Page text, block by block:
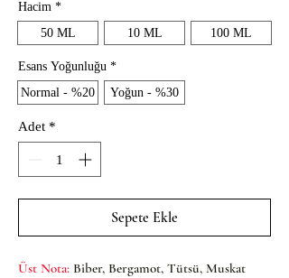
Hacim *
50 ML
10 ML 100 ML
Esans Yoğunluğu *
Normal - %20
Yoğun - %30
Adet *
Sepete Ekle
Üst Nota: Biber, Bergamot, Tütsü, Muskat